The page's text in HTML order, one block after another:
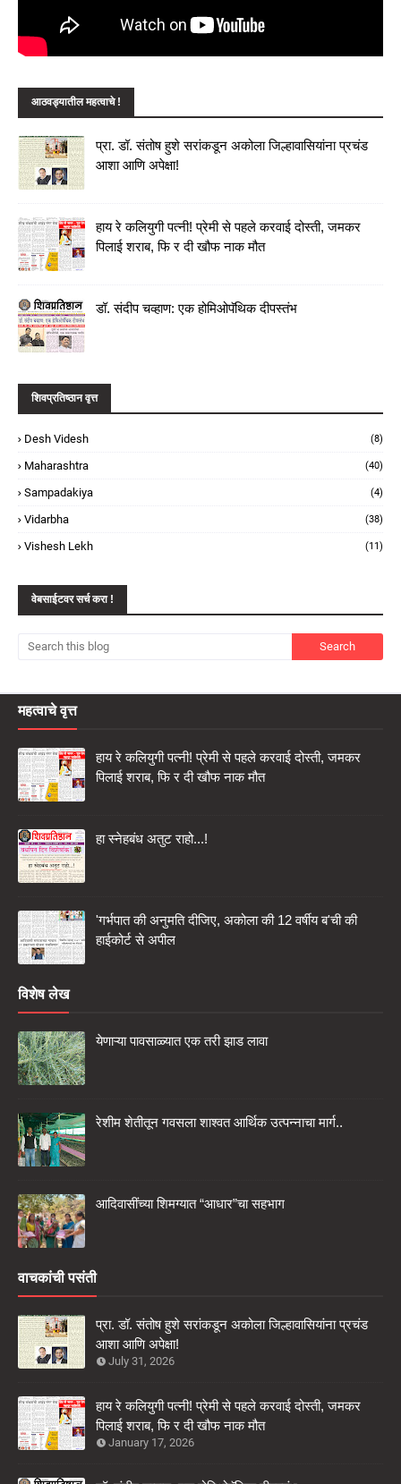
आठवड्यातील महत्वाचे !
प्रा. डॉ. संतोष हुशे सरांकडून अकोला जिल्हावासियांना प्रचंड
आशा आणि अपेक्षा!
हाय रे कलियुगी पत्नी! प्रेमी से पहले करवाई दोस्ती, जमकर
पिलाई शराब, फि र दी खौफ नाक मौत
डॉ. संदीप चव्हाण: एक होमिओपॅथिक दीपस्तंभ
शिवप्रतिष्ठान वृत्त
Desh Videsh (8)
Maharashtra (40)
Sampadakiya (4)
Vidarbha (38)
Vishesh Lekh (11)
वेबसाईटवर सर्च करा !
महत्वाचे वृत्त
हाय रे कलियुगी पत्नी! प्रेमी से पहले करवाई दोस्ती, जमकर
पिलाई शराब, फि र दी खौफ नाक मौत
हा स्नेहबंध अतुट राहो...!
'गर्भपात की अनुमति दीजिए, अकोला की 12 वर्षीय ब'ची की
हाईकोर्ट से अपील
विशेष लेख
येणाऱ्या पावसाळ्यात एक तरी झाड लावा
रेशीम शेतीतून गवसला शाश्वत आर्थिक उत्पन्नाचा मार्ग..
आदिवासींच्या शिमग्यात “आधार”चा सहभाग
वाचकांची पसंती
प्रा. डॉ. संतोष हुशे सरांकडून अकोला जिल्हावासियांना प्रचंड
आशा आणि अपेक्षा!
July 31, 2026
हाय रे कलियुगी पत्नी! प्रेमी से पहले करवाई दोस्ती, जमकर
पिलाई शराब, फि र दी खौफ नाक मौत
January 17, 2026